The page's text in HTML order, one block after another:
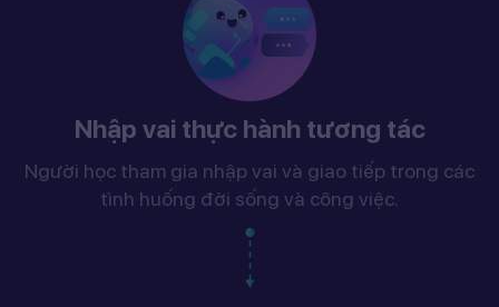
Nhập vai thực hành tương tác
Người học tham gia nhập vai và giao tiếp trong các
tình huống đời sống và công việc.